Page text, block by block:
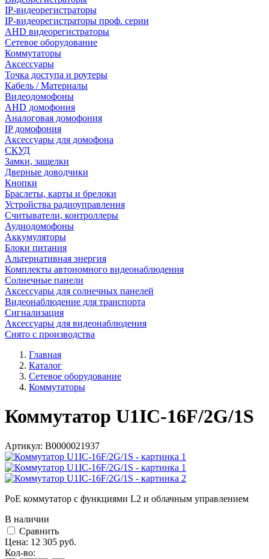
IP-видеорегистраторы
IP-видеорегистраторы проф. серии
AHD видеорегистраторы
Сетевое оборудование
Коммутаторы
Аксессуары
Точка доступа и роутеры
Кабель / Материалы
Видеодомофоны
AHD домофония
Аналоговая домофония
IP домофония
Аксессуары для домофона
СКУД
Замки, защелки
Дверные доводчики
Кнопки
Браслеты, карты и брелоки
Устройства радиоуправления
Считыватели, контроллеры
Аудиодомофоны
Аккумуляторы
Блоки питания
Альтернативная энергия
Комплекты автономного видеонаблюдения
Солнечные панели
Аксессуары для солнечных панелей
Видеонаблюдение для транспорта
Сигнализация
Аксессуары для видеонаблюдения
Снято с производства
Главная
Каталог
Сетевое оборудование
Коммутаторы
Коммутатор U1IC-16F/2G/1S
Артикул: В0000021937
PoE коммутатор с функциями L2 и облачным управлением
В наличии
Cравнить
Цена: 12 305 руб.
Кол-во: